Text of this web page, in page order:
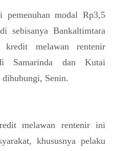
modal Rp3,5
sebisanya Bankaltimtara
kredit melawan rentenir
Samarinda dan Kutai
Senin.
melawan rentenir ini
khususnya pelaku